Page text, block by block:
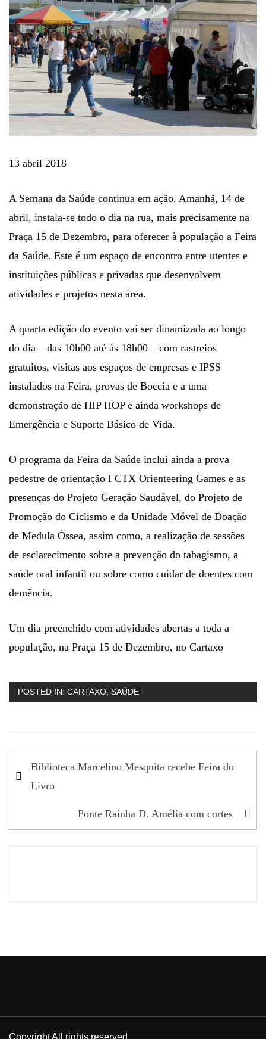
13 abril 2018
A Semana da Saúde continua em ação. Amanhã, 14 de
abril, instala-se todo o dia na rua, mais precisamente na
Praça 15 de Dezembro, para oferecer à população a Feira
da Saúde. Este é um espaço de encontro entre utentes e
instituições públicas e privadas que desenvolvem
atividades e projetos nesta área.
A quarta edição do evento vai ser dinamizada ao longo
do dia – das 10h00 até às 18h00 – com rastreios
gratuitos, visitas aos espaços de empresas e IPSS
instalados na Feira, provas de Boccia e a uma
demonstração de HIP HOP e ainda workshops de
Emergência e Suporte Básico de Vida.
O programa da Feira da Saúde inclui ainda a prova
pedestre de orientação I CTX Orienteering Games e as
presenças do Projeto Geração Saudável, do Projeto de
Promoção do Ciclismo e da Unidade Móvel de Doação
de Medula Óssea, assim como, a realização de sessões
de esclarecimento sobre a prevenção do tabagismo, a
saúde oral infantil ou sobre como cuidar de doentes com
demência.
Um dia preenchido com atividades abertas a toda a
população, na Praça 15 de Dezembro, no Cartaxo
POSTED IN: CARTAXO, SAÚDE
Navegação
de
Biblioteca Marcelino Mesquita recebe Feira do
Livro
Ponte Rainha D. Amélia com cortes